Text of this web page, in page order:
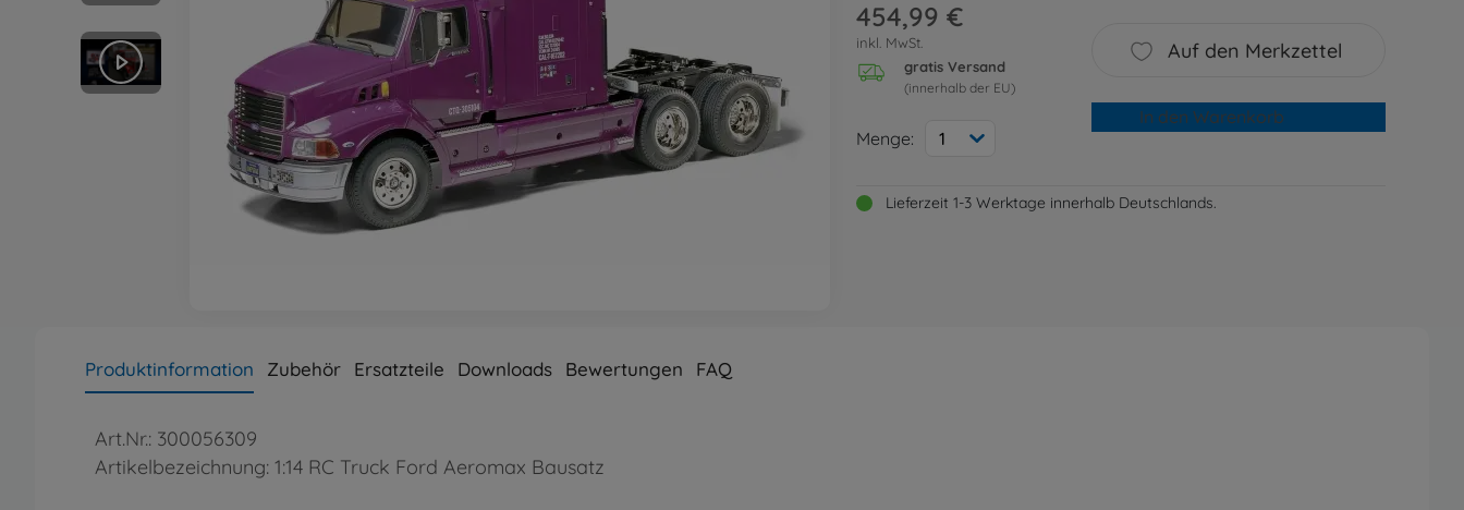
454,99 €
inkl. MwSt.
gratis Versand
(innerhalb der EU)
Menge: 1
Auf den Merkzettel
In den Warenkorb
Lieferzeit 1-3 Werktage innerhalb Deutschlands.
Produktinformation Zubehör Ersatzteile Downloads Bewertungen FAQ
Art.Nr.: 300056309
Artikelbezeichnung: 1:14 RC Truck Ford Aeromax Bausatz